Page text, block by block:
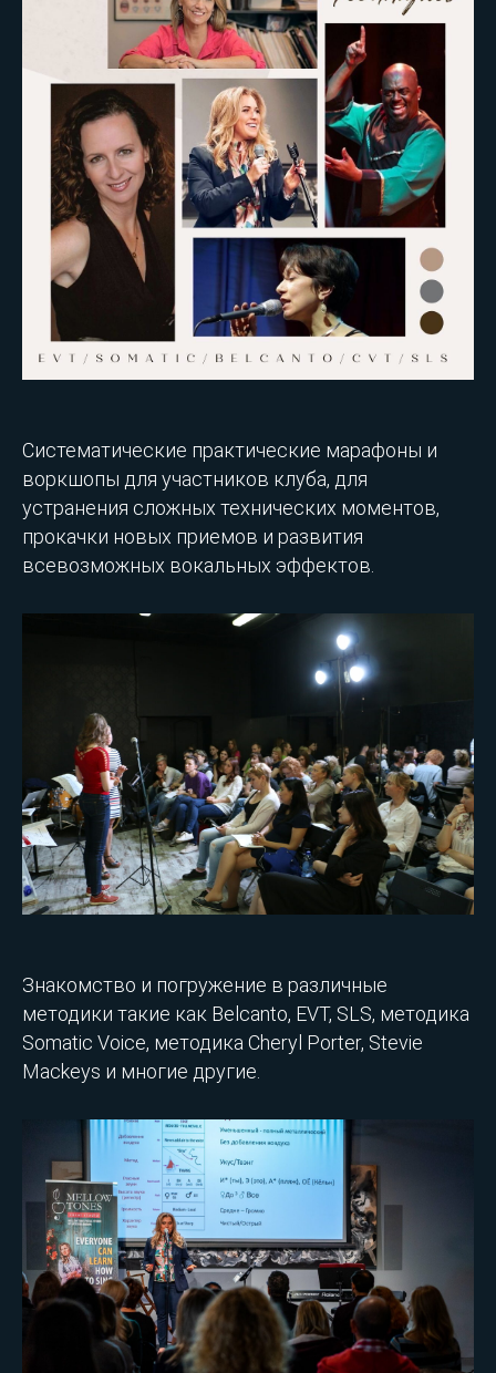
Систематические практические марафоны и
воркшопы для участников клуба, для
устранения сложных технических моментов,
прокачки новых приемов и развития
всевозможных вокальных эффектов.
Знакомство и погружение в различные
методики такие как Belcanto, EVT, SLS, методика
Somatic Voice, методика Cheryl Porter, Stevie
Mackeys и многие другие.